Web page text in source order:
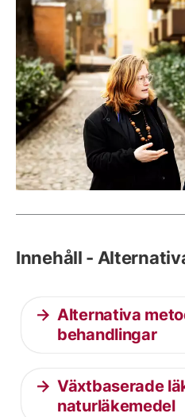
Innehåll -
Alternativa
behandlingar
Växtbaserade
naturläkemedel